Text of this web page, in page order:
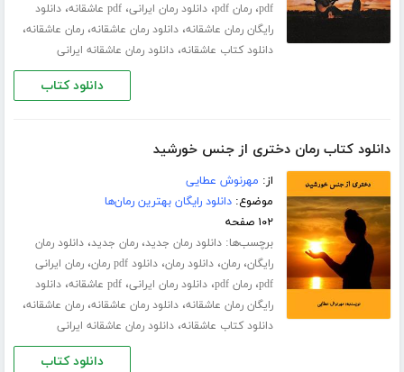
pdf،رمان pdf ،دانلود رمان ایرانی،pdf عاشقانه ،دانلود
رایگان رمان عاشقانه،دانلود رمان عاشقانه،رمان عاشقانه،
دانلود کتاب عاشقانه،دانلود رمان عاشقانه ایرانی
دانلود کتاب
دانلود کتاب رمان دختری از جنس خورشید
از: مهرنوش عطایی
موضوع:دانلود رایگان بهترین رمان‌ها
۱۰۲ صفحه
برچسب‌ها:دانلود رمان جدید،رمان جدید،دانلود رمان
رایگان،رمان،دانلود رمان،دانلود pdf رمان ،رمان ایرانی
pdf،رمان pdf ،دانلود رمان ایرانی،pdf عاشقانه ،دانلود
رایگان رمان عاشقانه،دانلود رمان عاشقانه،رمان عاشقانه،
دانلود کتاب عاشقانه،دانلود رمان عاشقانه ایرانی
دانلود کتاب